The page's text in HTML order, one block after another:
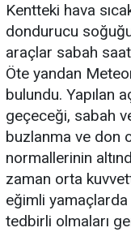
Kentteki hava
dondurucu
araçlar sabah
Öte yandan
bulundu. Yapılan
geçeceği, sabah
buzlanma ve don
normallerinin
zaman orta
eğimli
tedbirli olmaları